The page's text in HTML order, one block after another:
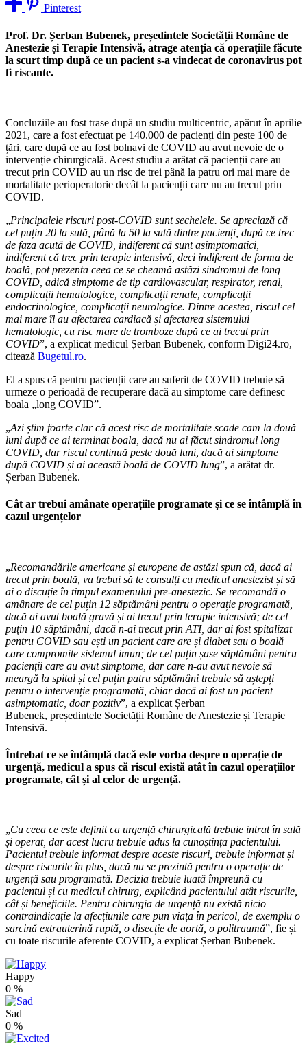
Pinterest
Prof. Dr. Șerban Bubenek, președintele Societății Române de
Anestezie și Terapie Intensivă, atrage atenția că operațiile făcute
la scurt timp după ce un pacient s-a vindecat de coronavirus pot
fi riscante.
Concluziile au fost trase după un studiu multicentric, apărut în aprilie
2021, care a fost efectuat pe 140.000 de pacienți din peste 100 de
țări, care după ce au fost bolnavi de COVID au avut nevoie de o
intervenție chirurgicală. Acest studiu a arătat că pacienții care au
trecut prin COVID au un risc de trei până la patru ori mai mare de
mortalitate perioperatorie decât la pacienții care nu au trecut prin
COVID.
„Principalele riscuri post-COVID sunt sechelele. Se apreciază că
cel puțin 20 la sută, până la 50 la sută dintre pacienți, după ce trec
de faza acută de COVID, indiferent că sunt asimptomatici,
indiferent că trec prin terapie intensivă, deci indiferent de forma de
boală, pot prezenta ceea ce se cheamă astăzi sindromul de long
COVID, adică simptome de tip cardiovascular, respirator, renal,
complicații hematologice, complicații renale, complicații
endocrinologice, complicații neurologice. Dintre acestea, riscul cel
mai mare îl au afectarea cardiacă și afectarea sistemului
hematologic, cu risc mare de tromboze după ce ai trecut prin
COVID”, a explicat medicul Șerban Bubenek, conform Digi24.ro,
citează Bugetul.ro.
El a spus că pentru pacienții care au suferit de COVID trebuie să
urmeze o perioadă de recuperare dacă au simptome care definesc
boala „long COVID”.
„Azi știm foarte clar că acest risc de mortalitate scade cam la două
luni după ce ai terminat boala, dacă nu ai făcut sindromul long
COVID, dar riscul continuă peste două luni, dacă ai simptome
după COVID și ai această boală de COVID lung”, a arătat dr.
Șerban Bubenek.
Cât ar trebui amânate operațiile programate și ce se întâmplă în
cazul urgențelor
„Recomandările americane și europene de astăzi spun că, dacă ai
trecut prin boală, va trebui să te consulți cu medicul anestezist și să
ai o discuție în timpul examenului pre-anestezic. Se recomandă o
amânare de cel puțin 12 săptămâni pentru o operație programată,
dacă ai avut boală gravă și ai trecut prin terapie intensivă; de cel
puțin 10 săptămâni, dacă n-ai trecut prin ATI, dar ai fost spitalizat
pentru COVID sau ești un pacient care are și diabet sau o boală
care compromite sistemul imun; de cel puțin șase săptămâni pentru
pacienții care au avut simptome, dar care n-au avut nevoie să
meargă la spital și cel puțin patru săptămâni trebuie să aștepți
pentru o intervenție programată, chiar dacă ai fost un pacient
asimptomatic, doar pozitiv”, a explicat Șerban
Bubenek, președintele Societății Române de Anestezie și Terapie
Intensivă.
Întrebat ce se întâmplă dacă este vorba despre o operație de
urgență, medicul a spus că riscul există atât în cazul operațiilor
programate, cât și al celor de urgență.
„Cu ceea ce este definit ca urgență chirurgicală trebuie intrat în sală
și operat, dar acest lucru trebuie adus la cunoștința pacientului.
Pacientul trebuie informat despre aceste riscuri, trebuie informat și
despre riscurile în plus, dacă nu se prezintă pentru o operație de
urgență sau programată. Decizia trebuie luată împreună cu
pacientul și cu medicul chirurg, explicând pacientului atât riscurile,
cât și beneficiile. Pentru chirurgia de urgență nu există nicio
contraindicație la afecțiunile care pun viața în pericol, de exemplu o
sarcină extrauterină ruptă, o disecție de aortă, o politraumă”, fie și
cu toate riscurile aferente COVID, a explicat Șerban Bubenek.
Happy
0 %
Sad
0 %